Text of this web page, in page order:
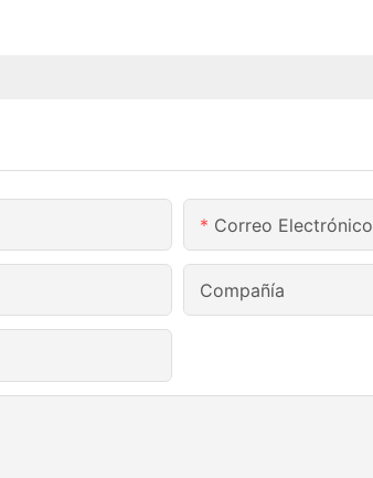
Correo Electrónico
Compañía